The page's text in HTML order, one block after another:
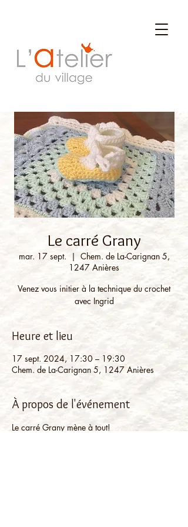
Le carré Grany
mar. 17 sept.
  |
Chem. de La-Carignan 5,
1247 Anières
Venez vous initier à la technique du crochet
avec Ingrid
Heure et lieu
17 sept. 2024, 17:30 – 19:30
Chem. de La-Carignan 5, 1247 Anières
À propos de l'événement
Le carré Grany mène à tout!